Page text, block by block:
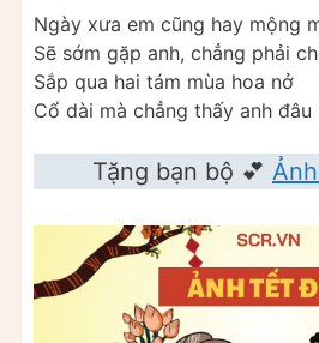
Ngày xưa em cũng hay mộng
Sẽ sớm gặp anh, chẳng phải
Sắp qua hai tám mùa hoa nở
Cổ dài mà chẳng thấy anh đâu
Tặng bạn bộ 💕